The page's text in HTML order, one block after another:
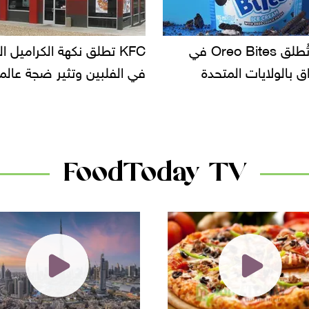
KFC تطلق نكهة الكراميل المملح
وتثير ضجة عالمية
دعوات للتحقيق في أسباب
سحب بعض ألبان
FoodToday TV